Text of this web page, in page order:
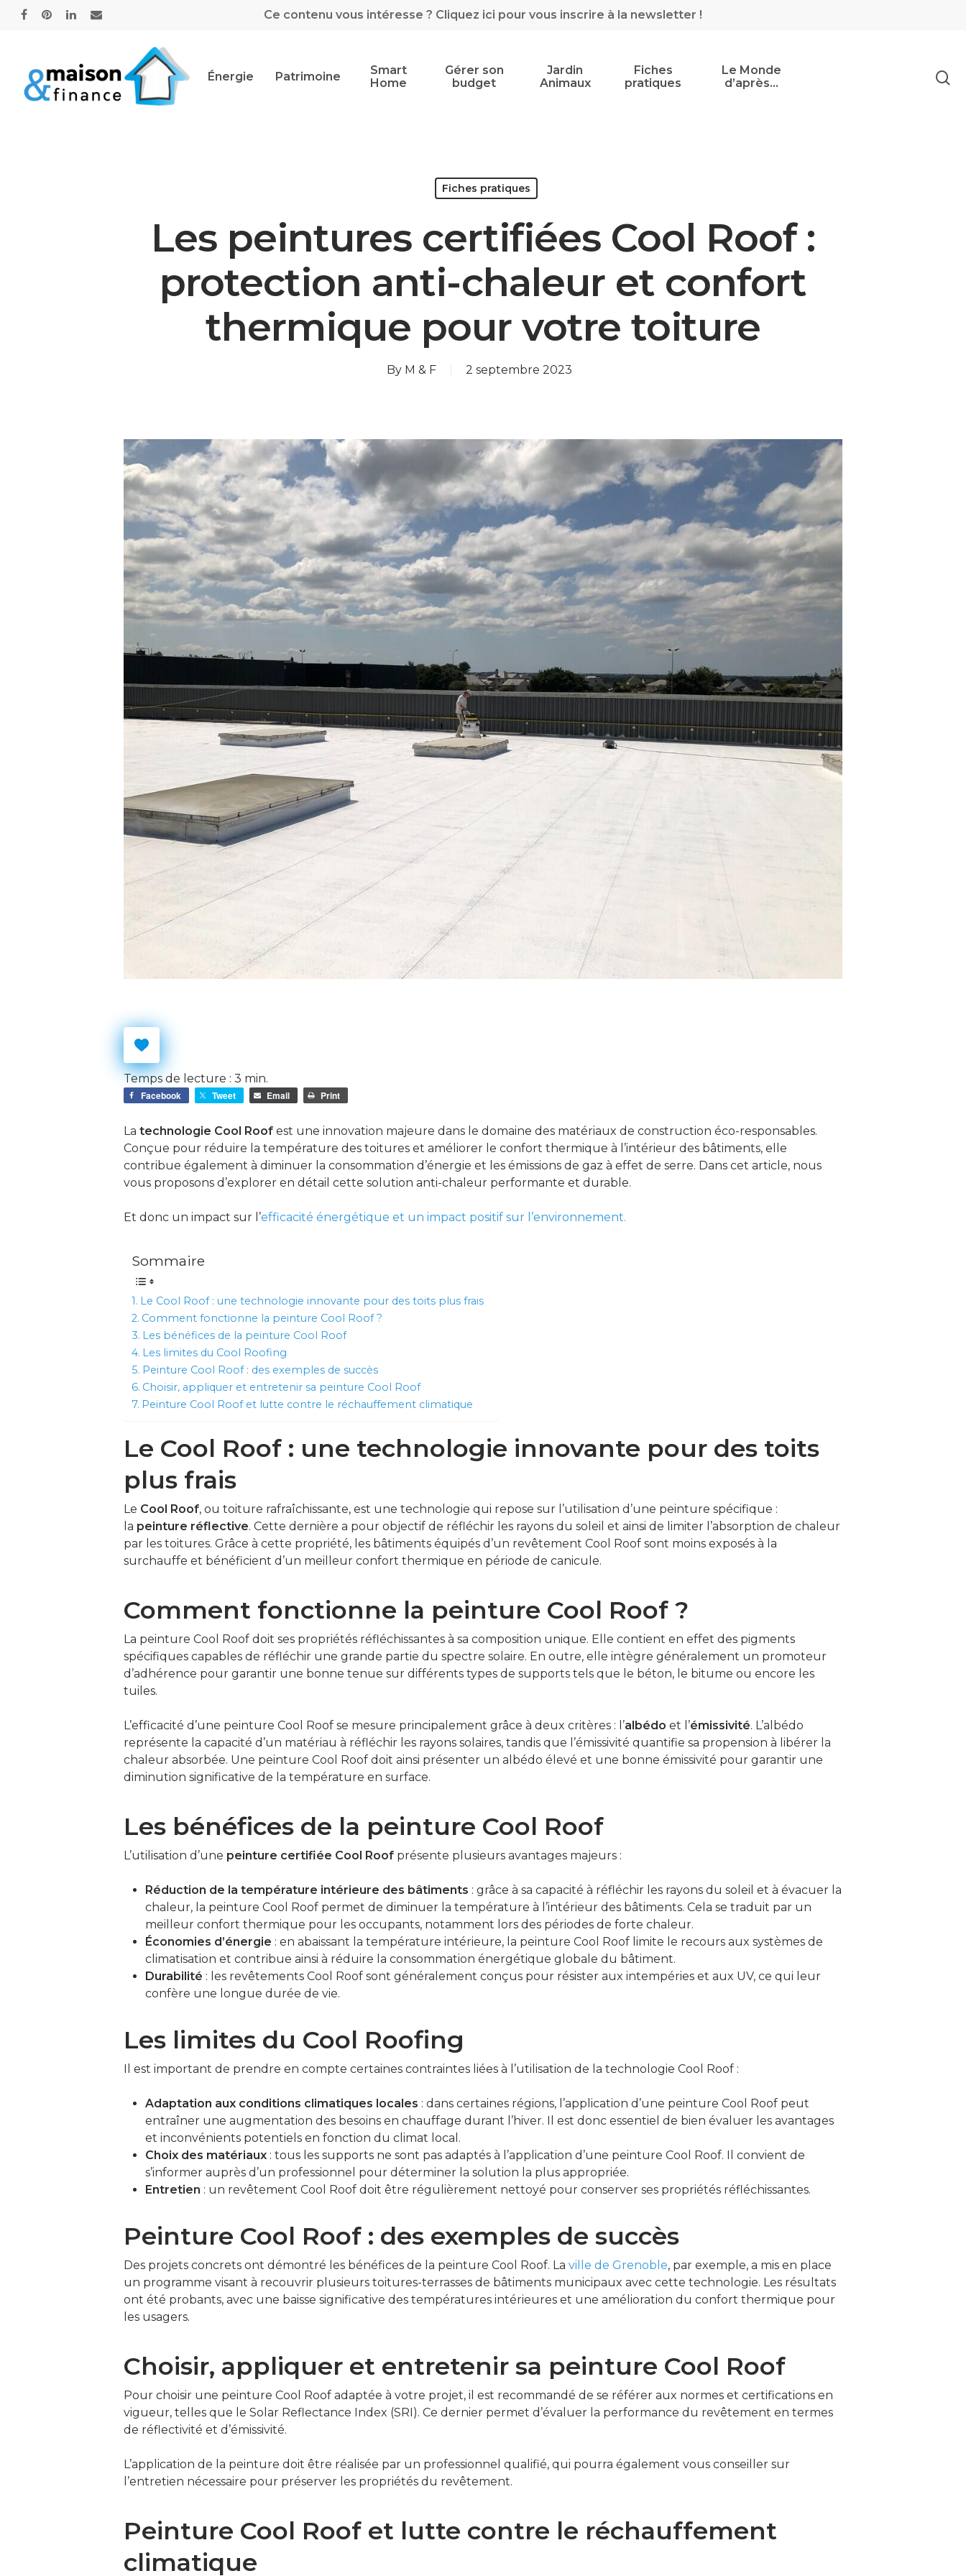
Ce contenu vous intéresse ? Cliquez ici pour vous inscrire à la newsletter !
Hit enter to search or ESC to close
Énergie Patrimoine
Smart
Home
Gérer son
budget
Jardin
Animaux
Fiches
pratiques
Le Monde
d’après…
Fiches pratiques
Les peintures certifiées Cool Roof :
protection anti-chaleur et confort
thermique pour votre toiture
By M & F 2 septembre 2023
Temps de lecture : 3 min.
Facebook Tweet Email Print
La technologie Cool Roof est une innovation majeure dans le domaine des matériaux de construction éco-responsables.
Conçue pour réduire la température des toitures et améliorer le confort thermique à l’intérieur des bâtiments, elle
contribue également à diminuer la consommation d’énergie et les émissions de gaz à effet de serre. Dans cet article, nous
vous proposons d’explorer en détail cette solution anti-chaleur performante et durable.
Et donc un impact sur l’efficacité énergétique et un impact positif sur l’environnement.
Sommaire
Le Cool Roof : une technologie innovante pour des toits plus frais
Comment fonctionne la peinture Cool Roof ?
Les bénéfices de la peinture Cool Roof
Les limites du Cool Roofing
Peinture Cool Roof : des exemples de succès
Choisir, appliquer et entretenir sa peinture Cool Roof
Peinture Cool Roof et lutte contre le réchauffement climatique
Le Cool Roof : une technologie innovante pour des toits
plus frais
Le Cool Roof, ou toiture rafraîchissante, est une technologie qui repose sur l’utilisation d’une peinture spécifique :
la peinture réflective. Cette dernière a pour objectif de réfléchir les rayons du soleil et ainsi de limiter l’absorption de chaleur
par les toitures. Grâce à cette propriété, les bâtiments équipés d’un revêtement Cool Roof sont moins exposés à la
surchauffe et bénéficient d’un meilleur confort thermique en période de canicule.
Comment fonctionne la peinture Cool Roof ?
La peinture Cool Roof doit ses propriétés réfléchissantes à sa composition unique. Elle contient en effet des pigments
spécifiques capables de réfléchir une grande partie du spectre solaire. En outre, elle intègre généralement un promoteur
d’adhérence pour garantir une bonne tenue sur différents types de supports tels que le béton, le bitume ou encore les
tuiles.
L’efficacité d’une peinture Cool Roof se mesure principalement grâce à deux critères : l’albédo et l’émissivité. L’albédo
représente la capacité d’un matériau à réfléchir les rayons solaires, tandis que l’émissivité quantifie sa propension à libérer la
chaleur absorbée. Une peinture Cool Roof doit ainsi présenter un albédo élevé et une bonne émissivité pour garantir une
diminution significative de la température en surface.
Les bénéfices de la peinture Cool Roof
L’utilisation d’une peinture certifiée Cool Roof présente plusieurs avantages majeurs :
Réduction de la température intérieure des bâtiments : grâce à sa capacité à réfléchir les rayons du soleil et à évacuer la
chaleur, la peinture Cool Roof permet de diminuer la température à l’intérieur des bâtiments. Cela se traduit par un
meilleur confort thermique pour les occupants, notamment lors des périodes de forte chaleur.
Économies d’énergie : en abaissant la température intérieure, la peinture Cool Roof limite le recours aux systèmes de
climatisation et contribue ainsi à réduire la consommation énergétique globale du bâtiment.
Durabilité : les revêtements Cool Roof sont généralement conçus pour résister aux intempéries et aux UV, ce qui leur
confère une longue durée de vie.
Les limites du Cool Roofing
Il est important de prendre en compte certaines contraintes liées à l’utilisation de la technologie Cool Roof :
Adaptation aux conditions climatiques locales : dans certaines régions, l’application d’une peinture Cool Roof peut
entraîner une augmentation des besoins en chauffage durant l’hiver. Il est donc essentiel de bien évaluer les avantages
et inconvénients potentiels en fonction du climat local.
Choix des matériaux : tous les supports ne sont pas adaptés à l’application d’une peinture Cool Roof. Il convient de
s’informer auprès d’un professionnel pour déterminer la solution la plus appropriée.
Entretien : un revêtement Cool Roof doit être régulièrement nettoyé pour conserver ses propriétés réfléchissantes.
Peinture Cool Roof : des exemples de succès
Des projets concrets ont démontré les bénéfices de la peinture Cool Roof. La ville de Grenoble, par exemple, a mis en place
un programme visant à recouvrir plusieurs toitures-terrasses de bâtiments municipaux avec cette technologie. Les résultats
ont été probants, avec une baisse significative des températures intérieures et une amélioration du confort thermique pour
les usagers.
Choisir, appliquer et entretenir sa peinture Cool Roof
Pour choisir une peinture Cool Roof adaptée à votre projet, il est recommandé de se référer aux normes et certifications en
vigueur, telles que le Solar Reflectance Index (SRI). Ce dernier permet d’évaluer la performance du revêtement en termes
de réflectivité et d’émissivité.
L’application de la peinture doit être réalisée par un professionnel qualifié, qui pourra également vous conseiller sur
l’entretien nécessaire pour préserver les propriétés du revêtement.
Peinture Cool Roof et lutte contre le réchauffement
climatique